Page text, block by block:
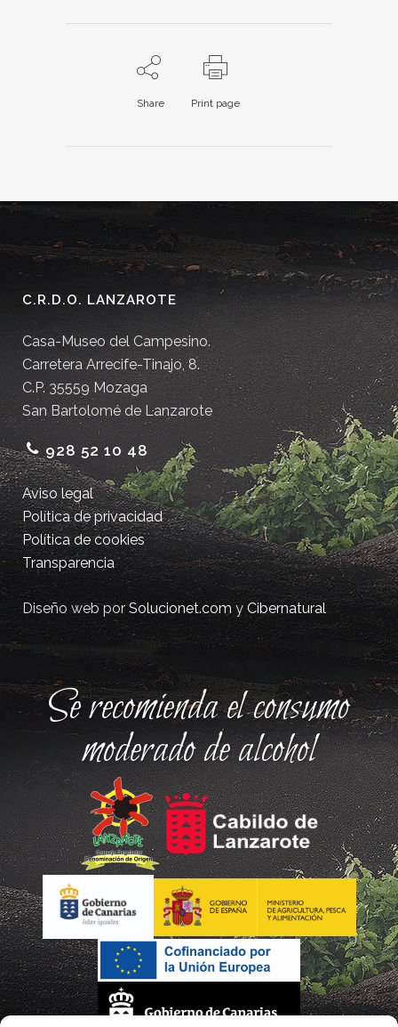
Share Print page
C.R.D.O. LANZAROTE
Casa-Museo del Campesino.
Carretera Arrecife-Tinajo, 8.
C.P. 35559 Mozaga
San Bartolomé de Lanzarote
928 52 10 48
Aviso legal
Política de privacidad
Política de cookies
Transparencia
Diseño web porSolucionet.comyCibernatural
Se recomienda el consumo
moderado de alcohol